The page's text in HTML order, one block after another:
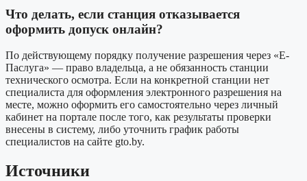
Что делать, если станция отказывается
оформить допуск онлайн?
По действующему порядку получение разрешения через «Е-
Паслуга» — право владельца, а не обязанность станции
технического осмотра. Если на конкретной станции нет
специалиста для оформления электронного разрешения на
месте, можно оформить его самостоятельно через личный
кабинет на портале после того, как результаты проверки
внесены в систему, либо уточнить график работы
специалистов на сайте gto.by.
Источники